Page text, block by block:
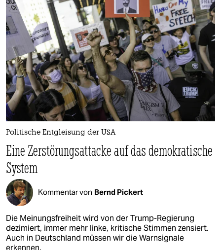
Politische Entgleisung der USA
Eine Zerstörungsattacke auf das demokratische
System
Kommentar von Bernd Pickert
Die Meinungsfreiheit wird von der Trump-Regierung
dezimiert, immer mehr linke, kritische Stimmen zensiert.
Auch in Deutschland müssen wir die Warnsignale
erkennen.